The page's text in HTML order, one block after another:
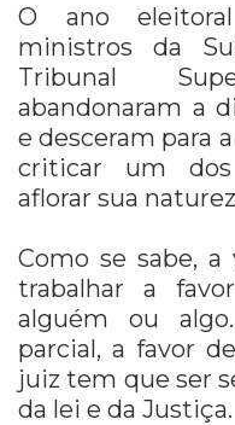
O ano
ministros da
Tribunal
abandonaram a
e desceram para
criticar um dos
aflorar sua
Como se sabe, a
trabalhar a
alguém ou
parcial, a favor
juiz tem que ser
da lei e da Justiça.